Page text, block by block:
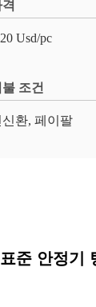
Usd/pc
불 조건
신환, 페이팔
준 안정기